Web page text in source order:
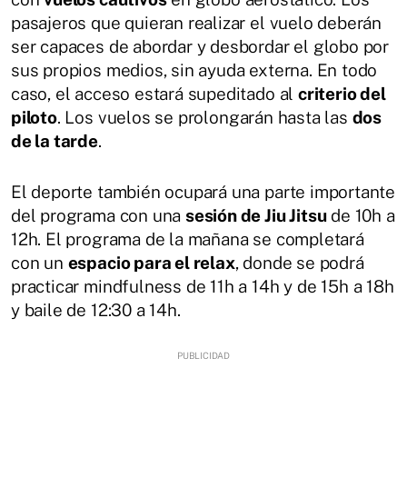
pasajeros que quieran realizar el vuelo deberán
ser capaces de abordar y desbordar el globo por
sus propios medios, sin ayuda externa. En todo
caso, el acceso estará supeditado al criterio del
piloto. Los vuelos se prolongarán hasta las dos
de la tarde.
El deporte también ocupará una parte importante
del programa con unasesión de Jiu Jitsude 10h a
12h. El programa de la mañana se completará
con un espacio para el relax, donde se podrá
practicar mindfulness de 11h a 14h y de 15h a 18h
y baile de 12:30 a 14h.